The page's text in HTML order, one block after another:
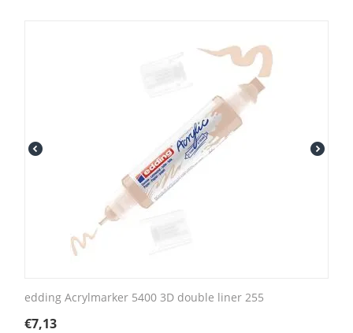
edding Acrylmarker 5400 3D double liner 255
€7,13